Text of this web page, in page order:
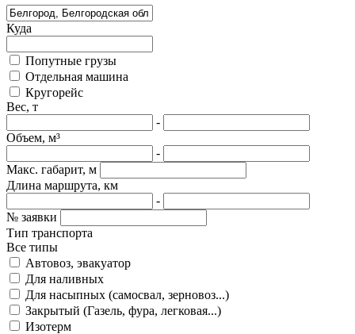
Куда
Попутные грузы
Отдельная машина
Кругорейс
Вес, т
-
Объем, м³
-
Макс. габарит, м
Длина маршрута, км
-
№ заявки
Тип транспорта
Все типы
Автовоз, эвакуатор
Для наливных
Для насыпных (самосвал, зерновоз...)
Закрытый (Газель, фура, легковая...)
Изотерм